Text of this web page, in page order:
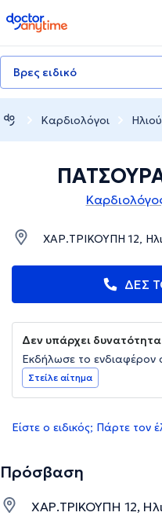
doctoranytime
Βρες ειδικό
Καρδιολόγοι
ΧΑΡ.ΤΡΙΚΟΥΠΗ 12,
ΔΕΣ
Δεν υπάρχει
Εκδήλωσε το ενδιαφέρον
Στείλε αίτημα
Είστε ο ειδικός; Πάρτε τον
Πρόσβαση
ΧΑΡ.ΤΡΙΚΟΥΠΗ 12,